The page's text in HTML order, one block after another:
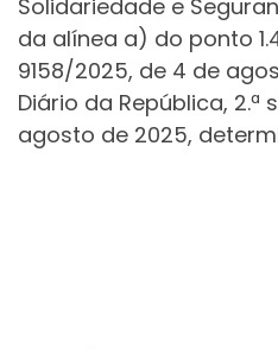
Solidariedade e
da alínea a) do ponto
9158/2025, de 4 de
Diário da República, 2.ª
agosto de 2025,